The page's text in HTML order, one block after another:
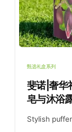
甄选礼盒系列
斐诺|奢华
皂与沐浴
Stylish